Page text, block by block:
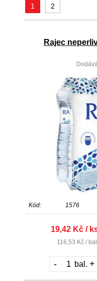
1 2
Rajec
Kód: 1576
19,42 Kč /
116,53 Kč /
- +